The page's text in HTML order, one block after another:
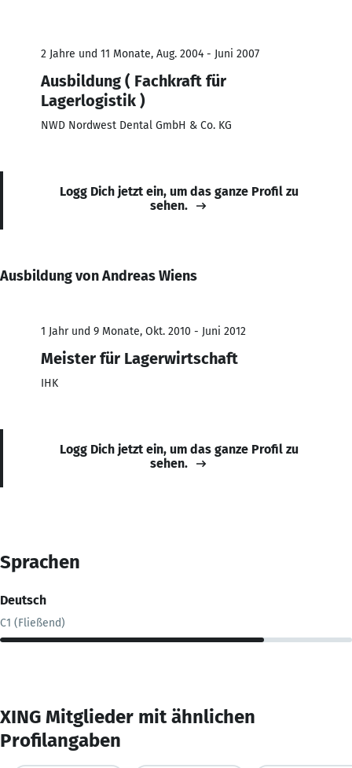
2 Jahre und 11 Monate, Aug. 2004 - Juni 2007
Ausbildung ( Fachkraft für
Lagerlogistik )
NWD Nordwest Dental GmbH & Co. KG
Logg Dich jetzt ein, um das ganze Profil zu
sehen.
Ausbildung von Andreas Wiens
1 Jahr und 9 Monate, Okt. 2010 - Juni 2012
Meister für Lagerwirtschaft
IHK
Logg Dich jetzt ein, um das ganze Profil zu
sehen.
Sprachen
Deutsch
C1 (Fließend)
XING Mitglieder mit ähnlichen
Profilangaben